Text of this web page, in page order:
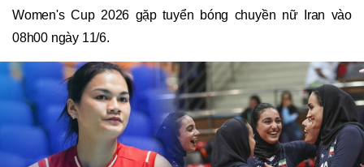
Women's Cup 2026 gặp tuyển bóng chuyền nữ Iran vào
08h00 ngày 11/6.